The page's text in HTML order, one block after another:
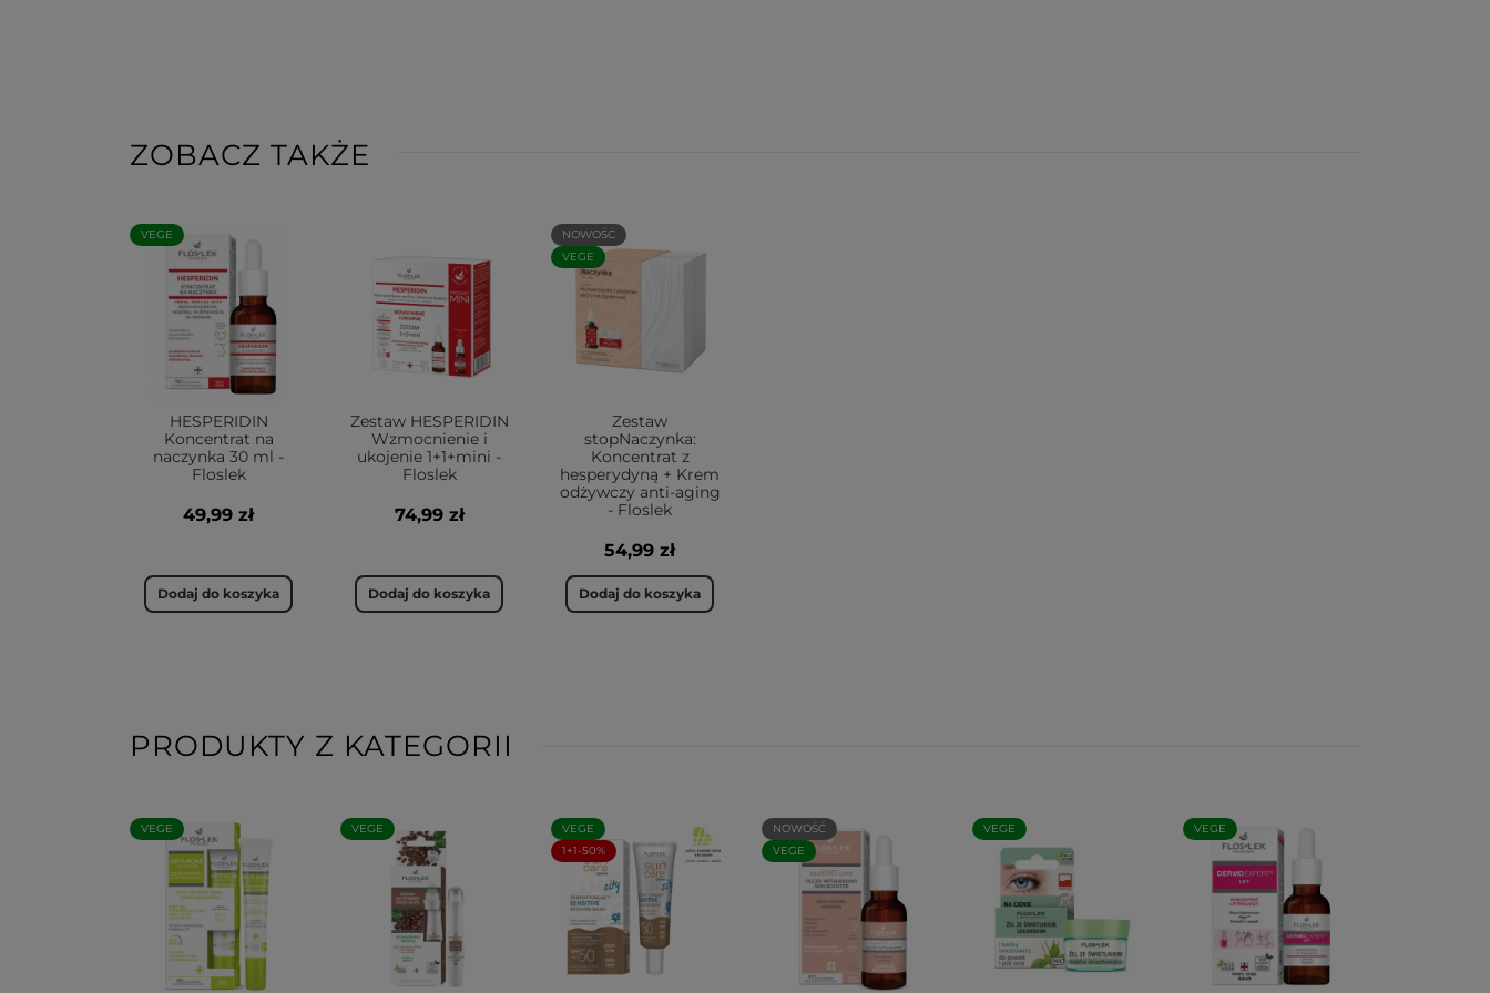
ZOBACZ TAKŻE
VEGE
HESPERIDIN
Koncentrat na
naczynka 30 ml -
Floslek
49,99 zł
Dodaj do koszyka
Zestaw HESPERIDIN
Wzmocnienie i
ukojenie 1+1+mini -
Floslek
74,99 zł
Dodaj do koszyka
NOWOŚĆ
VEGE
Zestaw
stopNaczynka:
Koncentrat z
hesperydyną + Krem
odżywczy anti-aging
- Floslek
54,99 zł
Dodaj do koszyka
PRODUKTY Z KATEGORII
VEGE VEGE
VEGE
1+1-50%
NOWOŚĆ
VEGE
VEGE VEGE